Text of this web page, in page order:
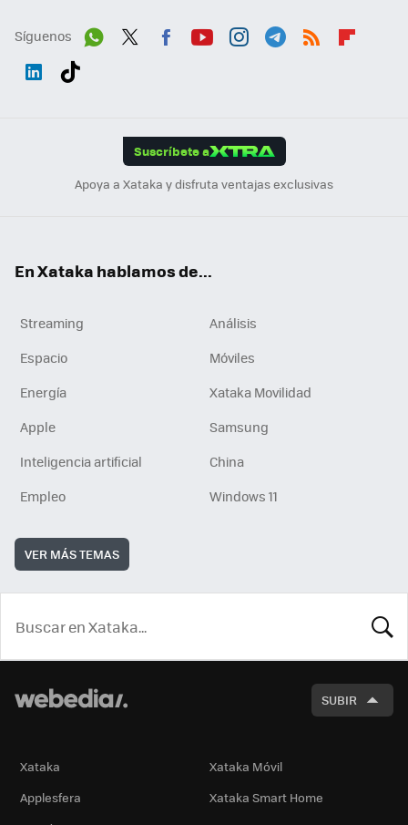
Síguenos
Suscríbete a
Apoya a Xataka y disfruta ventajas exclusivas
En Xataka hablamos de...
Streaming
Análisis
Espacio
Móviles
Energía
Xataka Movilidad
Apple
Samsung
Inteligencia artificial
China
Empleo
Windows 11
VER MÁS TEMAS
SUBIR
Xataka
Xataka Móvil
Applesfera
Xataka Smart Home